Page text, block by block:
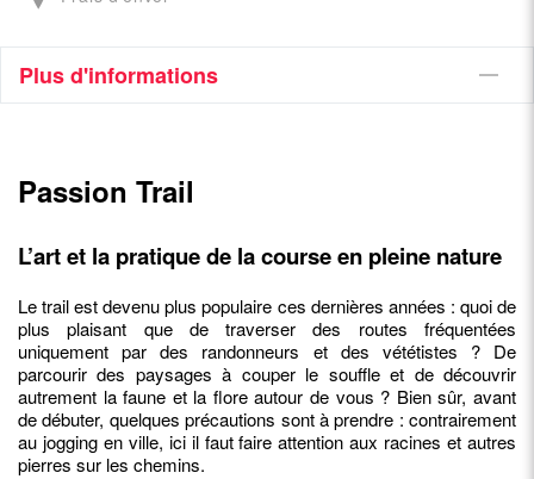
Plus d'informations
Passion Trail
L’art et la pratique de la course en pleine nature
Le trail est devenu plus populaire ces dernières années : quoi de
plus plaisant que de traverser des routes fréquentées
uniquement par des randonneurs et des vététistes ? De
parcourir des paysages à couper le souffle et de découvrir
autrement la faune et la flore autour de vous ? Bien sûr, avant
de débuter, quelques précautions sont à prendre : contrairement
au jogging en ville, ici il faut faire attention aux racines et autres
pierres sur les chemins.